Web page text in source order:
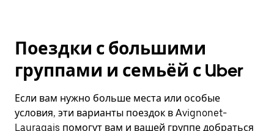
Поездки с большими
группами и семьёй с Uber
Если вам нужно больше места или особые
условия, эти варианты поездок в Avignonet-
Lauragais помогут вам и вашей группе добраться